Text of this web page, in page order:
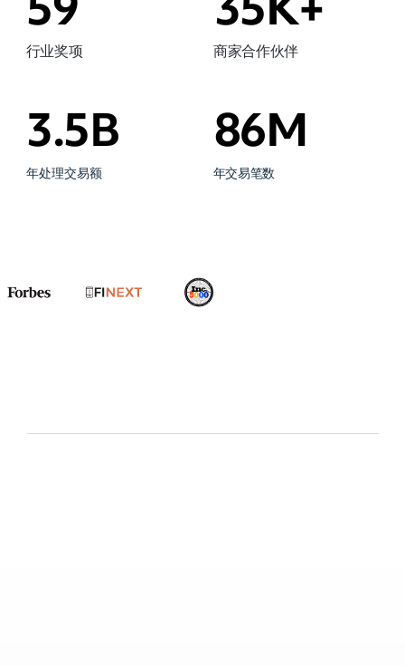
86M
年交易笔数
行业奖项 商家合作伙伴
3.5B
年处理交易额